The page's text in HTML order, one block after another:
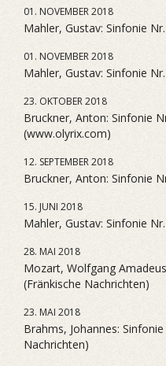
01. NOVEMBER 2018
Mahler, Gustav: Sinfonie
01. NOVEMBER 2018
Mahler, Gustav: Sinfonie
23. OKTOBER 2018
Bruckner, Anton: Sinfonie
(www.olyrix.com)
12. SEPTEMBER 2018
Bruckner, Anton: Sinfonie
15. JUNI 2018
Mahler, Gustav: Sinfonie
28. MAI 2018
Mozart, Wolfgang
(Fränkische Nachrichten)
23. MAI 2018
Brahms, Johannes:
Nachrichten)